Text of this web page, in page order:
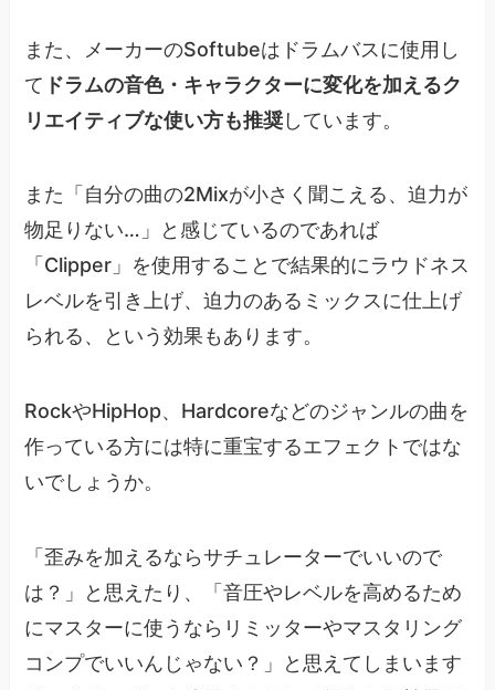
また、メーカーのSoftubeはドラムバスに使用し
て ドラムの音色・キャラクターに変化を加えるク
リエイティブな使い方も推奨しています。
また「自分の曲の2Mixが小さく聞こえる、迫力が
物足りない…」と感じているのであれば
「Clipper」を使用することで結果的にラウドネス
レベルを引き上げ、迫力のあるミックスに仕上げ
られる、という効果もあります。
RockやHipHop、Hardcoreなどのジャンルの曲を
作っている方には特に重宝するエフェクトではな
いでしょうか。
「歪みを加えるならサチュレーターでいいので
は？」と思えたり、「音圧やレベルを高めるため
にマスターに使うならリミッターやマスタリング
コンプでいいんじゃない？」と思えてしまいます